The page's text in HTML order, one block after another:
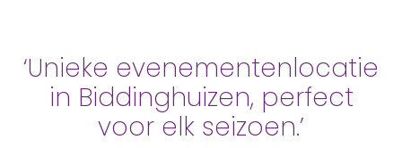
‘Unieke evenementenlocatie
in Biddinghuizen, perfect
voor elk seizoen.’